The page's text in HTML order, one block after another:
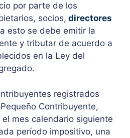
por parte de los
socios, directores
esto se debe emitir la
y tributar de acuerdo a
en la Ley del
registrados
Contribuyente,
mes calendario siguiente
período impositivo, una